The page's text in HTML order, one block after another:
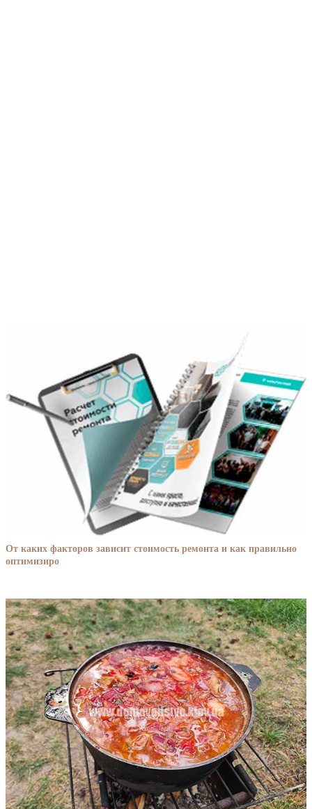
От каких факторов зависит стоимость ремонта и как правильно
оптимизиро